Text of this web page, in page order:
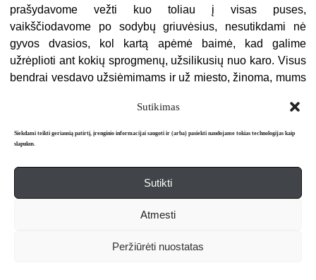
Sutikimas
Siekdami teikti geriausią patirtį, įrenginio informacijai saugoti ir (arba) pasiekti naudojame tokias technologijas kaip
slapukus.
Sutikti
Atmesti
Peržiūrėti nuostatas
prašydavome vežti kuo toliau į visas puses,
vaikščiodavome po sodybų griuvėsius, nesutikdami nė
gyvos dvasios, kol kartą apėmė baimė, kad galime
užrėplioti ant kokių sprogmenų, užsilikusių nuo karo. Visus
bendrai vesdavo užsiėmimams ir už miesto, žinoma, mums
bažnyčią kino žiūrėti, gerai, kad Čaplino. Prie raudono
mūro šventoriuje raudonavo šermukšniai. Visi miesteliai ir
gyvenvietės arba griuvėsiai taip pat raudonavo – iš
Mudu, jauni sovietinės kolonijinės armijos leitenantai,
pasikalbėti, kas istorijos apskritai padaryta, kas daroma ir